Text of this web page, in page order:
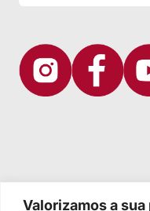
Valorizamos a